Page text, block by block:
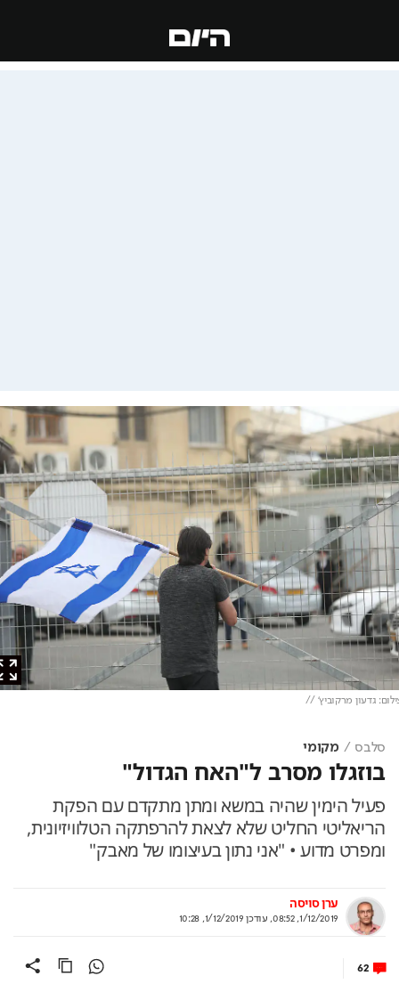
גדעון מרקוביץ' //
סלבס מקומי
בוזגלו מסרב ל"האח הגדול"
פעיל הימין שהיה במשא ומתן מתקדם עם הפקת
הריאליטי החליט שלא לצאת להרפתקה הטלוויזיונית,
ומפרט מדוע • "אני נתון בעיצומו של מאבק"
ערן סויסה
1/12/2019, 08:52
,עודכן1/12/2019, 10:28
62